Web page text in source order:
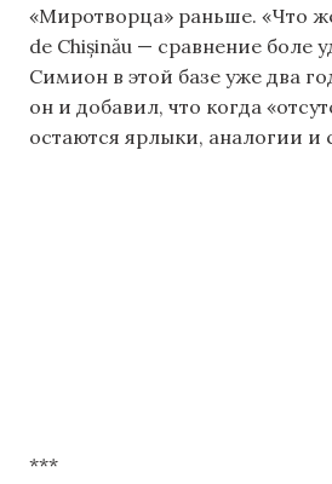
«Миротворца» раньше. «Что
de Chișinău — сравнение боле
Симион в этой базе уже два
он и добавил, что когда
остаются ярлыки, аналогии и
***